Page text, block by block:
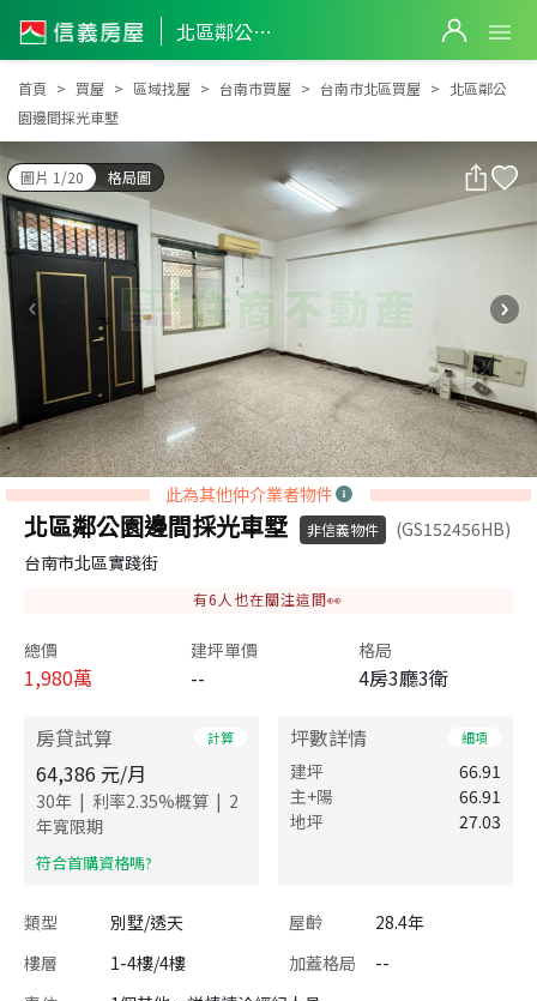
北區鄰公園邊間採光車墅
北區鄰公園邊間採光車墅
首頁 買屋 區域找屋 台南市買屋 台南市北區買屋
北區鄰公
園邊間採光車墅
圖片 1/20 格局圖
此為其他仲介業者物件
北區鄰公園邊間採光車墅 非信義物件
(GS152456HB)
台南市北區實踐街
有6 人也在關注這間👀
總價
1,980萬
建坪單價
--
格局
4房3廳3衛
房貸試算 計算
64,386 元/月
30年 | 利率2.35%概算 | 2
年寬限期
​符合首購資格嗎?
坪數詳情 細項
建坪
66.91
主+陽
66.91
地坪
27.03
類型 別墅/透天 屋齡
28.4年
樓層
1-4樓/4樓 加蓋格局
--